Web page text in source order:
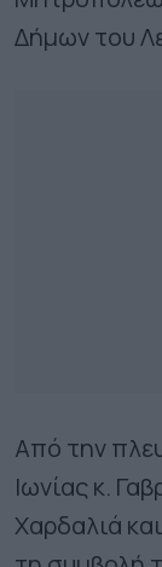
Δήμων του
Από την
Ιωνίας κ.
Χαρδαλιά